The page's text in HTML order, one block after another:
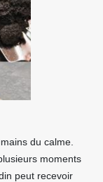
du calme.
moments
peut recevoir